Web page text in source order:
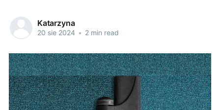
Katarzyna
20 sie 2024 • 2 min read